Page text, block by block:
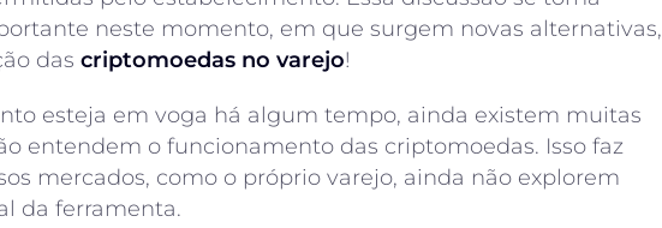
neste momento, em que surgem novas alternativas,
das criptomoedas no varejo!
esteja em voga há algum tempo, ainda existem muitas
entendem o funcionamento das criptomoedas. Isso faz
mercados, como o próprio varejo, ainda não explorem
da ferramenta.